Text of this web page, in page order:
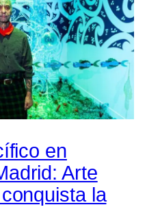
en
Arte
la